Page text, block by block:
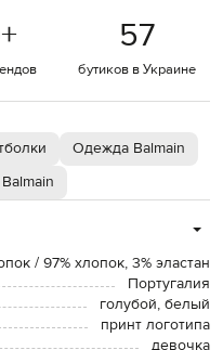
+ 57
бутиков в Украине
Одежда Balmain
Balmain
/ 97% хлопок, 3% эластан
Португалия
голубой, белый
принт логотипа